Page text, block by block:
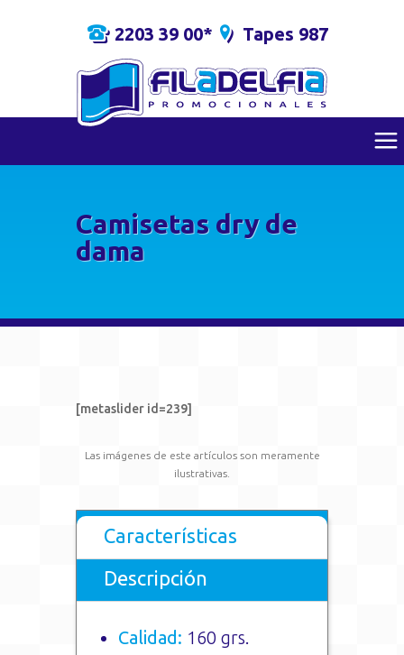
2203 39 00* Tapes 987
Camisetas dry de
dama
[metaslider id=239]
Las imágenes de este artículos son meramente
ilustrativas.
Características
Descripción
Calidad: 160 grs.